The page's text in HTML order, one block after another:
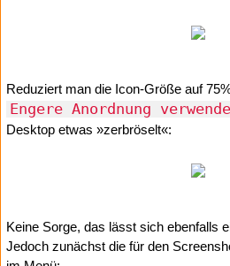
Reduziert man die Icon-Größe auf
Engere Anordnung
Desktop etwas »zerbröselt«:
Keine Sorge, das lässt sich ebenfalls
Jedoch zunächst die für den